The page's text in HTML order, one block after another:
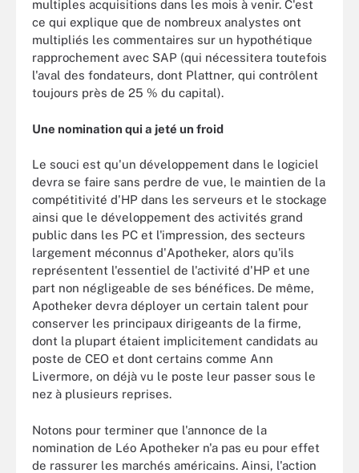
multiples acquisitions dans les mois à venir. C'est
ce qui explique que de nombreux analystes ont
multipliés les commentaires sur un hypothétique
rapprochement avec SAP (qui nécessitera toutefois
l'aval des fondateurs, dont Plattner, qui contrôlent
toujours près de 25 % du capital).
Une nomination qui a jeté un froid
Le souci est qu'un développement dans le logiciel
devra se faire sans perdre de vue, le maintien de la
compétitivité d'HP dans les serveurs et le stockage
ainsi que le développement des activités grand
public dans les PC et l'impression, des secteurs
largement méconnus d'Apotheker, alors qu'ils
représentent l'essentiel de l'activité d'HP et une
part non négligeable de ses bénéfices. De même,
Apotheker devra déployer un certain talent pour
conserver les principaux dirigeants de la firme,
dont la plupart étaient implicitement candidats au
poste de CEO et dont certains comme Ann
Livermore, on déjà vu le poste leur passer sous le
nez à plusieurs reprises.
Notons pour terminer que l'annonce de la
nomination de Léo Apotheker n'a pas eu pour effet
de rassurer les marchés américains. Ainsi, l'action